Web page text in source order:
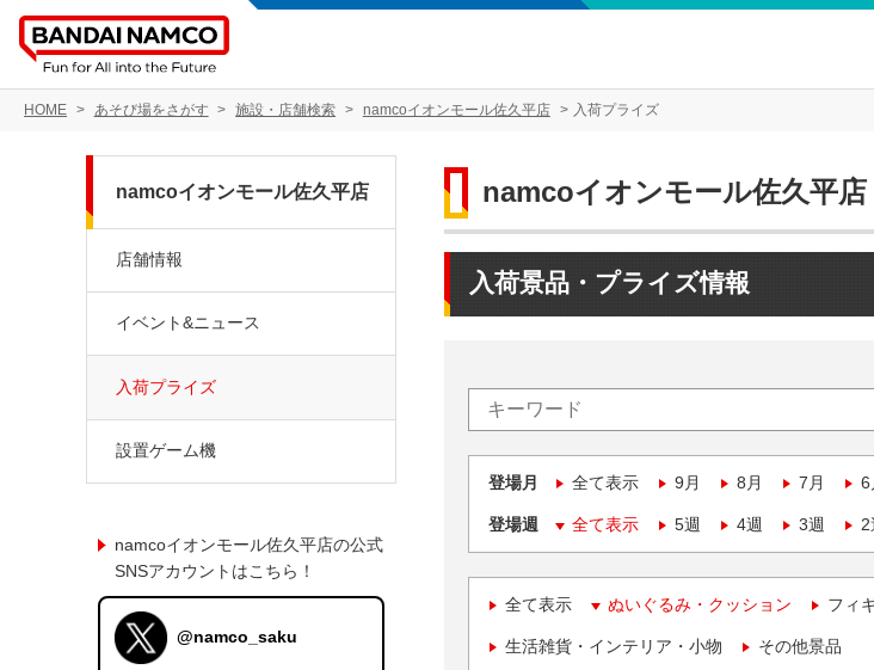
HOME あそび場をさがす 施設・店舗検索 namcoイオンモール佐久平店 入荷プライズ
namcoイオンモール佐久平店
入荷景品・プライズ情報
登場月 全て表示 9月 8月 7月 6
登場週 全て表示 5週 4週 3週 2
全て表示 ぬいぐるみ・クッション フィ
生活雑貨・インテリア・小物 その他景品
namcoイオンモール佐久平店
店舗情報
イベント&ニュース
入荷プライズ
設置ゲーム機
namcoイオンモール佐久平店の公式
SNSアカウントはこちら！
@namco_saku